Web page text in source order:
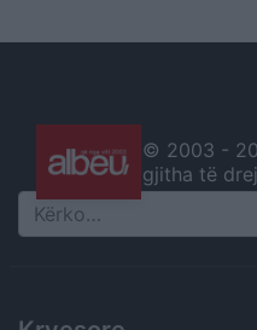
© 2003 -
gjitha të
Search